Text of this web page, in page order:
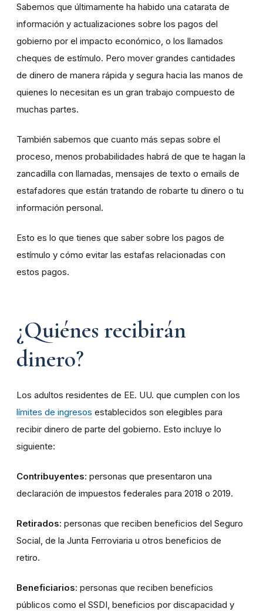
Sabemos que últimamente ha habido una catarata de
información y actualizaciones sobre los pagos del
gobierno por el impacto económico, o los llamados
cheques de estímulo. Pero mover grandes cantidades
de dinero de manera rápida y segura hacia las manos de
quienes lo necesitan es un gran trabajo compuesto de
muchas partes.
También sabemos que cuanto más sepas sobre el
proceso, menos probabilidades habrá de que te hagan la
zancadilla con llamadas, mensajes de texto o emails de
estafadores que están tratando de robarte tu dinero o tu
información personal.
Esto es lo que tienes que saber sobre los pagos de
estímulo y cómo evitar las estafas relacionadas con
estos pagos.
¿Quiénes recibirán
dinero?
Los adultos residentes de EE. UU. que cumplen con los
límites de ingresos establecidos son elegibles para
recibir dinero de parte del gobierno. Esto incluye lo
siguiente:
Contribuyentes: personas que presentaron una
declaración de impuestos federales para 2018 o 2019.
Retirados: personas que reciben beneficios del Seguro
Social, de la Junta Ferroviaria u otros beneficios de
retiro.
Beneficiarios: personas que reciben beneficios
públicos como el SSDI, beneficios por discapacidad y